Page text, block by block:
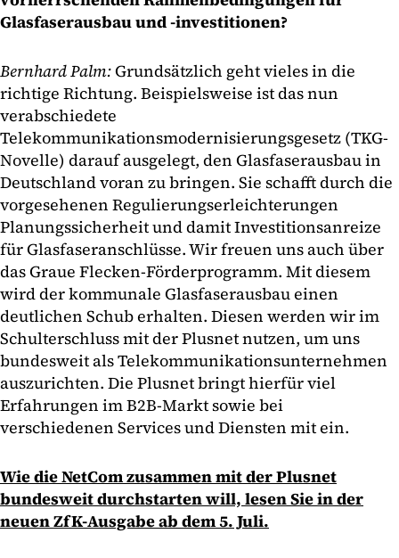
Glasfaserausbau und -investitionen?
Bernhard Palm:Grundsätzlich geht vieles in die
richtige Richtung. Beispielsweise ist das nun
verabschiedete
Telekommunikationsmodernisierungsgesetz (TKG-
Novelle) darauf ausgelegt, den Glasfaserausbau in
Deutschland voran zu bringen. Sie schafft durch die
vorgesehenen Regulierungserleichterungen
Planungssicherheit und damit Investitionsanreize
für Glasfaseranschlüsse. Wir freuen uns auch über
das Graue Flecken-Förderprogramm. Mit diesem
wird der kommunale Glasfaserausbau einen
deutlichen Schub erhalten. Diesen werden wir im
Schulterschluss mit der Plusnet nutzen, um uns
bundesweit als Telekommunikationsunternehmen
auszurichten. Die Plusnet bringt hierfür viel
Erfahrungen im B2B-Markt sowie bei
verschiedenen Services und Diensten mit ein.
Wie die NetCom zusammen mit der Plusnet
bundesweit durchstarten will, lesen Sie in der
neuen ZfK-Ausgabe ab dem 5. Juli.